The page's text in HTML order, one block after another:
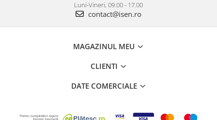
Luni-Vineri, 09.00 - 17.00
contact@isen.ro
MAGAZINUL MEU
CLIENTI
DATE COMERCIALE